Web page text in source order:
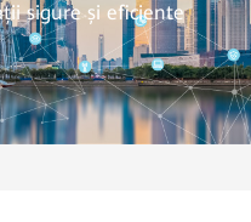
sigure și eficiente